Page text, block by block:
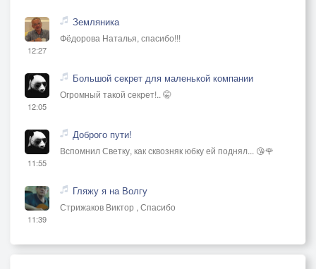
12:27
Земляника
Фёдорова Наталья, спасибо!!!
12:05
Большой секрет для маленькой компании
Огромный такой секрет!.. 🤫
11:55
Доброго пути!
Вспомнил Светку, как сквозняк юбку ей поднял... 😘🌹
11:39
Гляжу я на Волгу
Стрижаков Виктор , Спасибо